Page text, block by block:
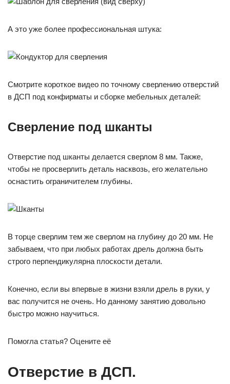
А это уже более профессиональная штука:
Смотрите короткое видео по точному сверлению отверстий
в ДСП под конфирматы и сборке мебельных деталей:
Сверление под шканты
Отверстие под шканты делается сверлом 8 мм. Также,
чтобы не просверлить деталь насквозь, его желательно
оснастить ограничителем глубины.
В торце сверлим тем же сверлом на глубину до 20 мм. Не
забываем, что при любых работах дрель должна быть
строго перпендикулярна плоскости детали.
Конечно, если вы впервые в жизни взяли дрель в руки, у
вас получится не очень. Но данному занятию довольно
быстро можно научиться.
Помогла статья? Оцените её
Отверстие в ДСП.